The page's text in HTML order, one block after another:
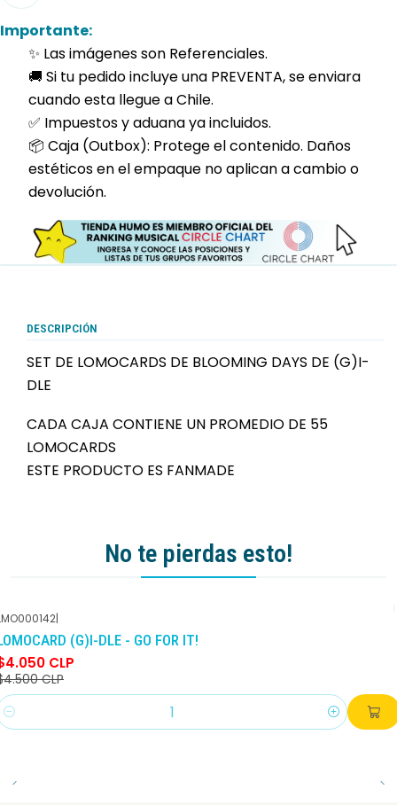
Importante:
✨ Las imágenes son Referenciales.
🚚 Si tu pedido incluye una PREVENTA, se enviara
cuando esta llegue a Chile.
✅ Impuestos y aduana ya incluidos.
📦 Caja (Outbox): Protege el contenido. Daños
estéticos en el empaque no aplican a cambio o
devolución.
DESCRIPCIÓN
SET DE LOMOCARDS DE BLOOMING DAYS DE (G)I-
DLE
CADA CAJA CONTIENE UN PROMEDIO DE 55
LOMOCARDS
ESTE PRODUCTO ES FANMADE
No te pierdas esto!
-10% DCTO
|
(G)I-DLE - GO FOR IT!
CLP
CLP